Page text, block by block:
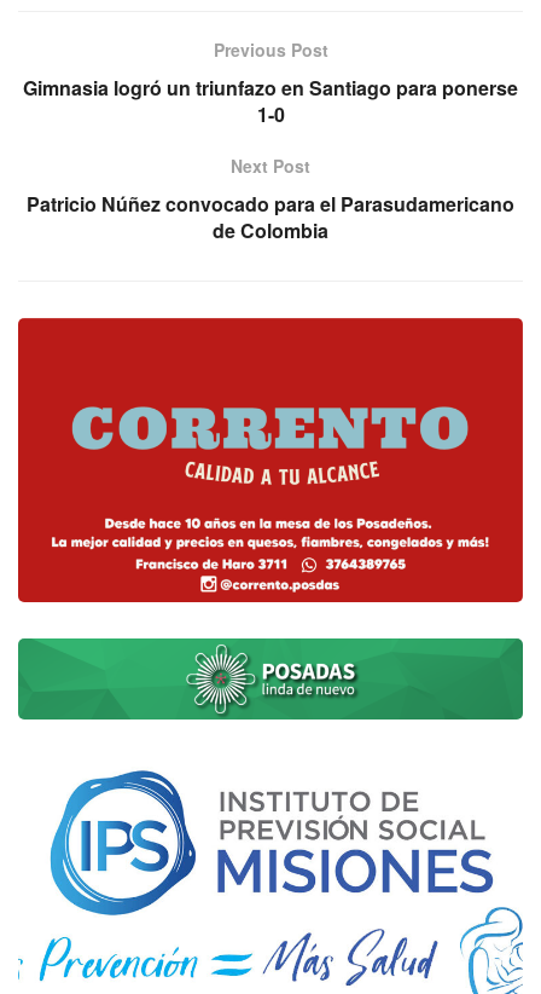
Previous Post
Gimnasia logró un triunfazo en Santiago para ponerse
1-0
Next Post
Patricio Núñez convocado para el Parasudamericano
de Colombia